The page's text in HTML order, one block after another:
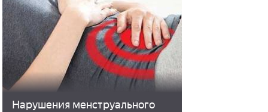
Нарушения менструального